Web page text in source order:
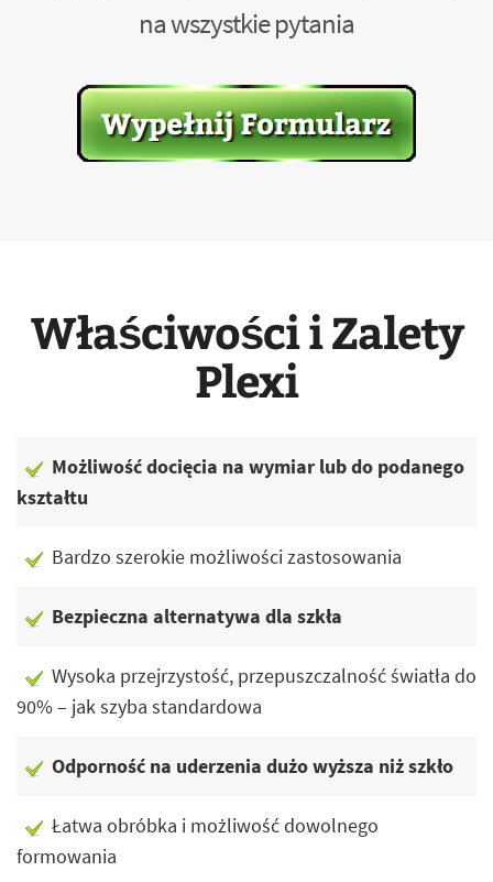
na wszystkie pytania
Właściwości i Zalety
Plexi
Możliwość docięcia na wymiar lub do podanego
kształtu
Bardzo szerokie możliwości zastosowania
Bezpieczna alternatywa dla szkła
Wysoka przejrzystość, przepuszczalność światła do
90% – jak szyba standardowa
Odporność na uderzenia dużo wyższa niż szkło
Łatwa obróbka i możliwość dowolnego
formowania